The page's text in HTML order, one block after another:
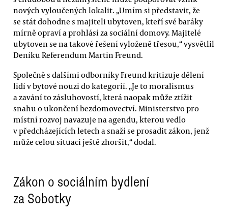
nových vyloučených lokalit. „Umím si představit, že
se stát dohodne s majiteli ubytoven, kteří své baráky
mírně opraví a prohlásí za sociální domovy. Majitelé
ubytoven se na takové řešení vyloženě třesou,“ vysvětlil
Deníku Referendum Martin Freund.
Společně s dalšími odborníky Freund kritizuje dělení
lidí v bytové nouzi do kategorií. „Je to moralismus
a zavání to zásluhovostí, která naopak může ztížit
snahu o ukončení bezdomovectví. Ministerstvo pro
místní rozvoj navazuje na agendu, kterou vedlo
v předcházejících letech a snaží se prosadit zákon, jenž
může celou situaci ještě zhoršit,“ dodal.
Zákon o sociálním bydlení
za Sobotky